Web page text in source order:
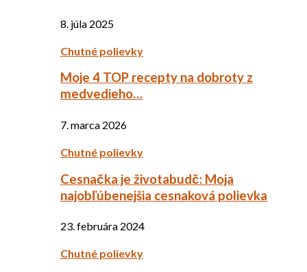
8. júla 2025
Chutné polievky
Moje 4 TOP recepty na dobroty z
medvedieho…
7. marca 2026
Chutné polievky
Cesnačka je životabudč: Moja
najobľúbenejšia cesnaková polievka
23. februára 2024
Chutné polievky